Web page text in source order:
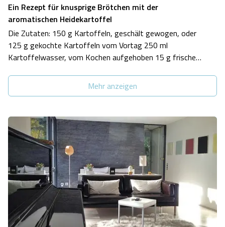
Ein Rezept für knusprige Brötchen mit der
aromatischen Heidekartoffel
Die Zutaten: 150 g Kartoffeln, geschält gewogen, oder
125 g gekochte Kartoffeln vom Vortag 250 ml
Kartoffelwasser, vom Kochen aufgehoben 15 g frische
Mehl Type 550, plus mehr zum Bemehlen der
Arbeitsfläche 10 g Salz 1 EL Ra…
Mehr anzeigen